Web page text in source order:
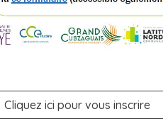
Cliquez ici pour vous inscrire